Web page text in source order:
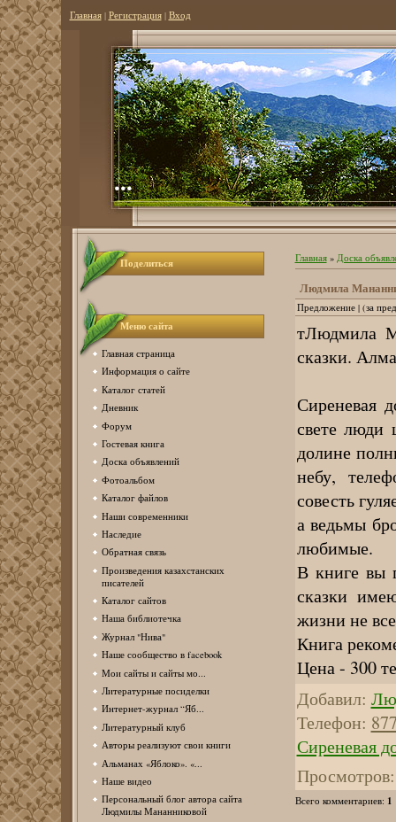
Главная| Регистрация| Вход
...
Поделиться
Меню сайта
Главная страница
Информация о сайте
Каталог статей
Дневник
Форум
Гостевая книга
Доска объявлений
Фотоальбом
Каталог файлов
Наши современники
Наследие
Обратная связь
Произведения казахстанских
писателей
Каталог сайтов
Наша библиотечка
Журнал "Нива"
Наше сообщество в facebook
Мои сайты и сайты мо...
Литературные посиделки
Интернет-журнал “Яб...
Литературный клуб
Авторы реализуют свои книги
Альманах «Яблоко». «...
Наше видео
Персональный блог автора сайта
Людмилы Мананниковой
Главная» Доска
Людмила
Предложение | (за
тЛюдмила
сказки.
Сиреневая
свете люди
долине
небу,
совесть
а ведьмы
любимые.
В книге вы
сказки
жизни не
Книга
Цена - 300
Добавил:
Телефон:
Сиреневая
Просмотров:
Всего комментариев: 1